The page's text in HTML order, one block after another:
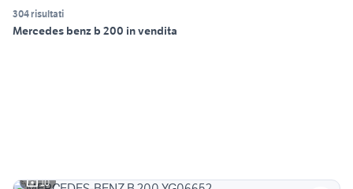
304 risultati
Mercedes benz b 200 in vendita
10